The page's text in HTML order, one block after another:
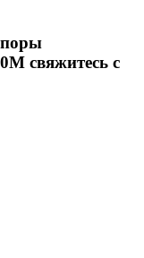
свяжитесь с